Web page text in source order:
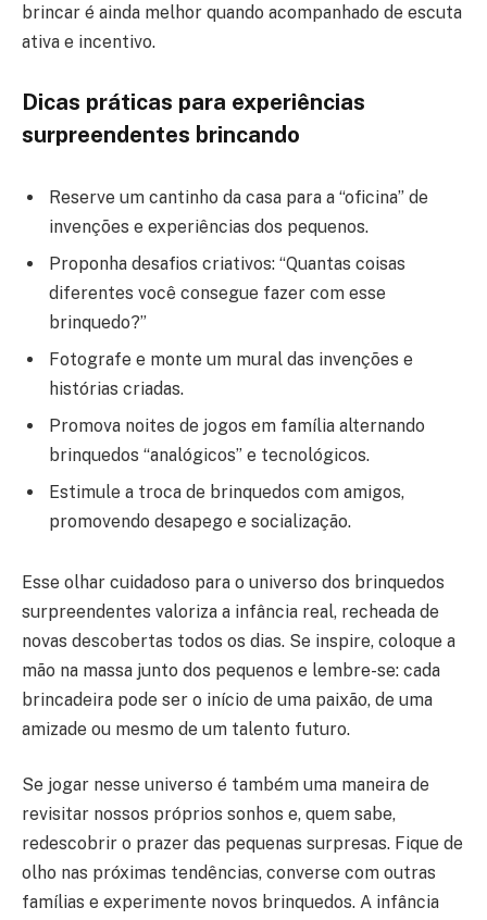
brincar é ainda melhor quando acompanhado de escuta
ativa e incentivo.
Dicas práticas para experiências
surpreendentes brincando
Reserve um cantinho da casa para a “oficina” de
invenções e experiências dos pequenos.
Proponha desafios criativos: “Quantas coisas
diferentes você consegue fazer com esse
brinquedo?”
Fotografe e monte um mural das invenções e
histórias criadas.
Promova noites de jogos em família alternando
brinquedos “analógicos” e tecnológicos.
Estimule a troca de brinquedos com amigos,
promovendo desapego e socialização.
Esse olhar cuidadoso para o universo dos brinquedos
surpreendentes valoriza a infância real, recheada de
novas descobertas todos os dias. Se inspire, coloque a
mão na massa junto dos pequenos e lembre-se: cada
brincadeira pode ser o início de uma paixão, de uma
amizade ou mesmo de um talento futuro.
Se jogar nesse universo é também uma maneira de
revisitar nossos próprios sonhos e, quem sabe,
redescobrir o prazer das pequenas surpresas. Fique de
olho nas próximas tendências, converse com outras
famílias e experimente novos brinquedos. A infância